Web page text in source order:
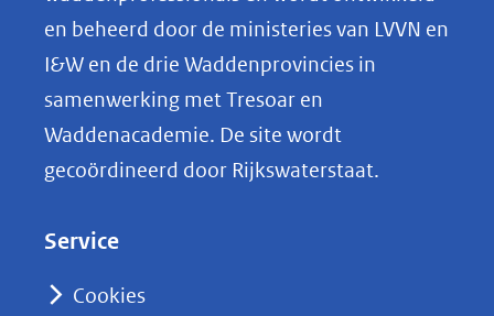
20241011_harlingen_haven_1_.jpg)
p
k
e
en beheerd door de ministeries van LVVN en
I&W en de drie Waddenprovincies in
samenwerking met Tresoar en
Waddenacademie. De site wordt
gecoördineerd door Rijkswaterstaat.
Service
Cookies